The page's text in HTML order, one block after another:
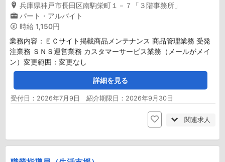
兵庫県神戸市長田区南駒栄町１－７「３階事務所」
パート・アルバイト
時給 1,150円
業務内容：ＥＣサイト掲載商品メンテナンス 商品管理業務 受発
注業務 ＳＮＳ運営業務 カスタマーサービス業務（メールがメイ
ン）変更範囲：変更なし
詳細を見る
受付日：2026年7月9日 紹介期限日：2026年9月30日
関連求人